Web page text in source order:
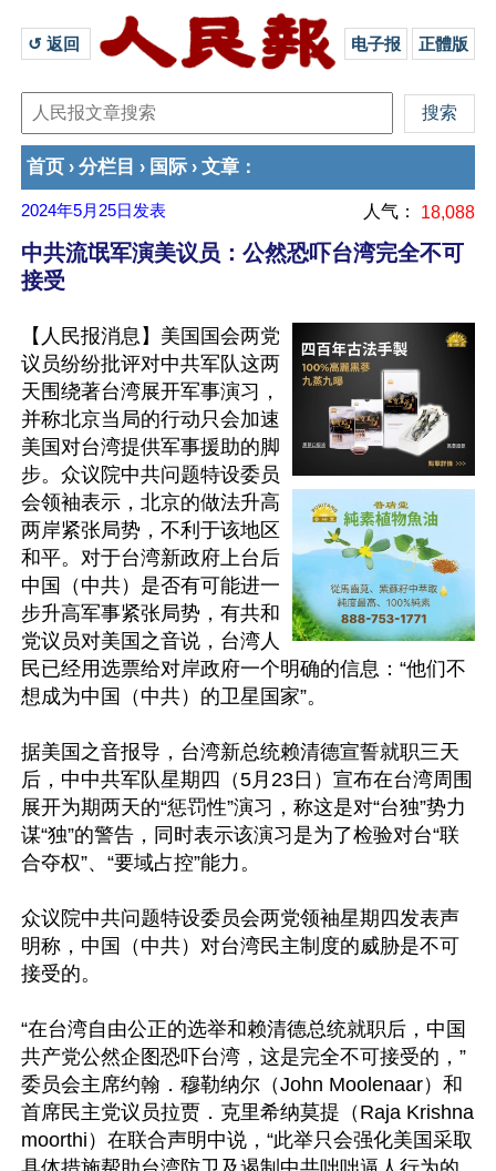
↺ 返回 电子报 正體版
首页 › 分栏目 › 国际 › 文章 ：
2024年5月25日 发表 人气： 18,088
中共流氓军演美议员：公然恐吓台湾完全不可
接受
【人民报消息】美国国会两党
议员纷纷批评对中共军队这两
天围绕著台湾展开军事演习，
并称北京当局的行动只会加速
美国对台湾提供军事援助的脚
步。众议院中共问题特设委员
会领袖表示，北京的做法升高
两岸紧张局势，不利于该地区
和平。对于台湾新政府上台后
中国（中共）是否有可能进一
步升高军事紧张局势，有共和
党议员对美国之音说，台湾人
民已经用选票给对岸政府一个明确的信息：“他们不
想成为中国（中共）的卫星国家”。
据美国之音报导，台湾新总统赖清德宣誓就职三天
后，中中共军队星期四（5月23日）宣布在台湾周围
展开为期两天的“惩罚性”演习，称这是对“台独”势力
谋“独”的警告，同时表示该演习是为了检验对台“联
合夺权”、“要域占控”能力。
众议院中共问题特设委员会两党领袖星期四发表声
明称，中国（中共）对台湾民主制度的威胁是不可
接受的。
“在台湾自由公正的选举和赖清德总统就职后，中国
共产党公然企图恐吓台湾，这是完全不可接受的，”
委员会主席约翰．穆勒纳尔（John Moolenaar）和
首席民主党议员拉贾．克里希纳莫提（Raja Krishna
moorthi）在联合声明中说，“此举只会强化美国采取